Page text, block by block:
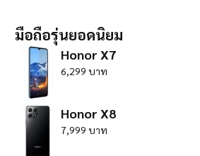
มือถือรุ่นยอดนิยม
Honor X7
6,299 บาท
Honor X8
7,999 บาท